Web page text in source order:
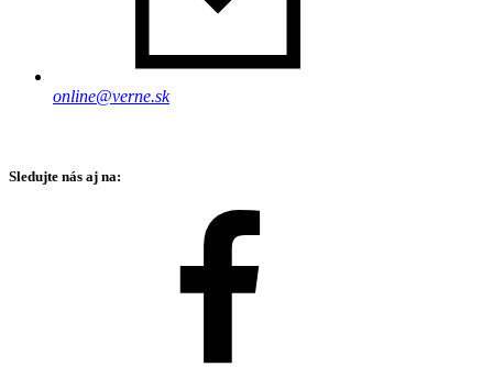
online@verne.sk
Sledujte nás aj na: